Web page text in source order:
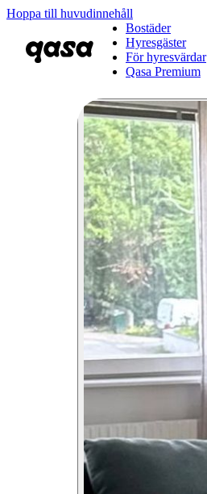
Hoppa till huvudinnehåll
Bostäder
Hyresgäster
För hyresvärdar
Qasa Premium